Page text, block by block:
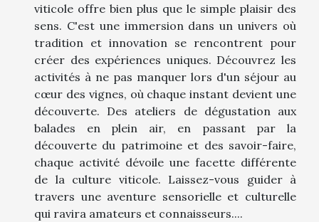
viticole offre bien plus que le simple plaisir des
sens. C'est une immersion dans un univers où
tradition et innovation se rencontrent pour
créer des expériences uniques. Découvrez les
activités à ne pas manquer lors d'un séjour au
cœur des vignes, où chaque instant devient une
découverte. Des ateliers de dégustation aux
balades en plein air, en passant par la
découverte du patrimoine et des savoir-faire,
chaque activité dévoile une facette différente
de la culture viticole. Laissez-vous guider à
travers une aventure sensorielle et culturelle
qui ravira amateurs et connaisseurs....